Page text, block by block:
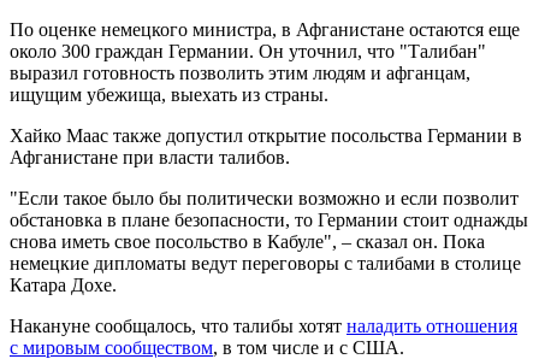
По оценке немецкого министра, в Афганистане остаются еще
около 300 граждан Германии. Он уточнил, что "Талибан"
выразил готовность позволить этим людям и афганцам,
ищущим убежища, выехать из страны.
Хайко Маас также допустил открытие посольства Германии в
Афганистане при власти талибов.
"Если такое было бы политически возможно и если позволит
обстановка в плане безопасности, то Германии стоит однажды
снова иметь свое посольство в Кабуле", – сказал он. Пока
немецкие дипломаты ведут переговоры с талибами в столице
Катара Дохе.
Накануне сообщалось, что талибы хотят наладить отношения
с мировым сообществом, в том числе и с США.